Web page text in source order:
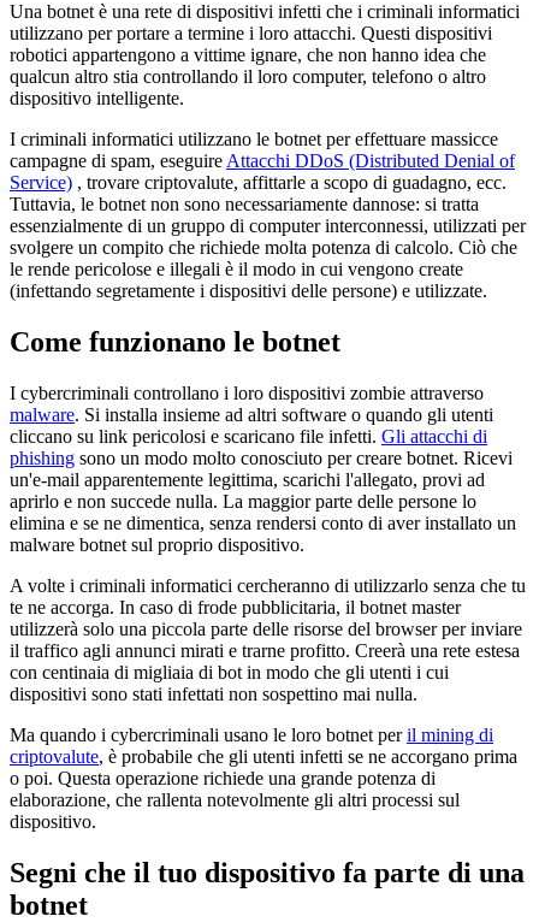
Una botnet è una rete di dispositivi infetti che i criminali informatici
utilizzano per portare a termine i loro attacchi. Questi dispositivi
robotici appartengono a vittime ignare, che non hanno idea che
qualcun altro stia controllando il loro computer, telefono o altro
dispositivo intelligente.
I criminali informatici utilizzano le botnet per effettuare massicce
campagne di spam, eseguire Attacchi DDoS (Distributed Denial of
Service) , trovare criptovalute, affittarle a scopo di guadagno, ecc.
Tuttavia, le botnet non sono necessariamente dannose: si tratta
essenzialmente di un gruppo di computer interconnessi, utilizzati per
svolgere un compito che richiede molta potenza di calcolo. Ciò che
le rende pericolose e illegali è il modo in cui vengono create
(infettando segretamente i dispositivi delle persone) e utilizzate.
Come funzionano le botnet
I cybercriminali controllano i loro dispositivi zombie attraverso
malware. Si installa insieme ad altri software o quando gli utenti
cliccano su link pericolosi e scaricano file infetti. Gli attacchi di
phishing sono un modo molto conosciuto per creare botnet. Ricevi
un'e-mail apparentemente legittima, scarichi l'allegato, provi ad
aprirlo e non succede nulla. La maggior parte delle persone lo
elimina e se ne dimentica, senza rendersi conto di aver installato un
malware botnet sul proprio dispositivo.
A volte i criminali informatici cercheranno di utilizzarlo senza che tu
te ne accorga. In caso di frode pubblicitaria, il botnet master
utilizzerà solo una piccola parte delle risorse del browser per inviare
il traffico agli annunci mirati e trarne profitto. Creerà una rete estesa
con centinaia di migliaia di bot in modo che gli utenti i cui
dispositivi sono stati infettati non sospettino mai nulla.
Ma quando i cybercriminali usano le loro botnet peril mining di
criptovalute, è probabile che gli utenti infetti se ne accorgano prima
o poi. Questa operazione richiede una grande potenza di
elaborazione, che rallenta notevolmente gli altri processi sul
dispositivo.
Segni che il tuo dispositivo fa parte di una
botnet